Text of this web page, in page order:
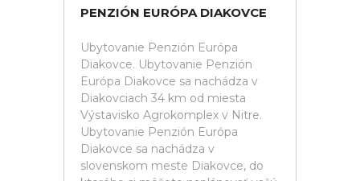
PENZIÓN EURÓPA DIAKOVCE
Ubytovanie Penzión Európa
Diakovce. Ubytovanie Penzión
Európa Diakovce sa nachádza v
Diakovciach 34 km od miesta
Výstavisko Agrokomplex v Nitre.
Ubytovanie Penzión Európa
Diakovce sa nachádza v
slovenskom meste Diakovce, do